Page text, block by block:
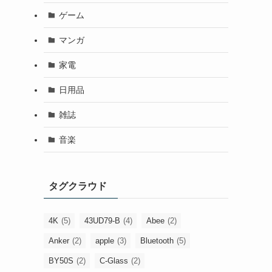
ゲーム
マンガ
家電
日用品
雑誌
音楽
タグクラウド
4K (5) 43UD79-B (4) Abee (2)
Anker (2) apple (3) Bluetooth (5)
BY50S (2) C-Glass (2)